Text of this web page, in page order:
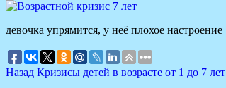
девочка упрямится, у неё плохое настроение
Навигация
Назад Предыдущая
Кризисы детей в возрасте от 1 до 7 лет